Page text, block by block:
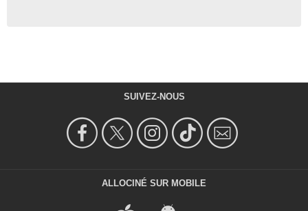
SUIVEZ-NOUS
ALLOCINÉ SUR MOBILE